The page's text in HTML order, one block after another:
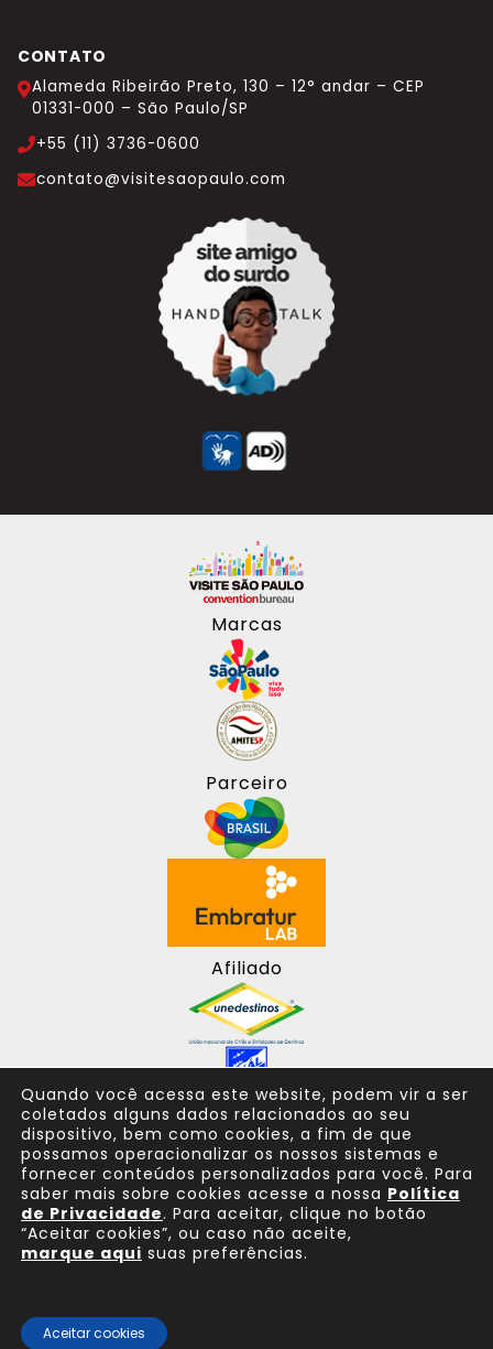
CONTATO
Alameda Ribeirão Preto, 130 – 12° andar – CEP
01331-000 – São Paulo/SP
+55 (11) 3736-0600
contato@visitesaopaulo.com
Marcas
Parceiro
Afiliado
© 2025 Todos os direitos reservados
Quando você acessa este website, podem vir a ser
coletados alguns dados relacionados ao seu
dispositivo, bem como cookies, a fim de que
possamos operacionalizar os nossos sistemas e
fornecer conteúdos personalizados para você. Para
saber mais sobre cookies acesse a nossa Política
de Privacidade. Para aceitar, clique no botão
“Aceitar cookies”, ou caso não aceite,
marque aqui suas preferências.
Aceitar cookies